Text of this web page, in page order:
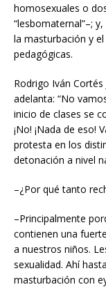
homosexuales o
“lesbomaternal”–;
la masturbación y
pedagógicas.
Rodrigo Iván
adelanta: “No
inicio de clases se
¡No! ¡Nada de eso!
protesta en los
detonación a nivel
–¿Por qué tanto
–Principalmente
contienen una
a nuestros niños.
sexualidad. Ahí
masturbación con